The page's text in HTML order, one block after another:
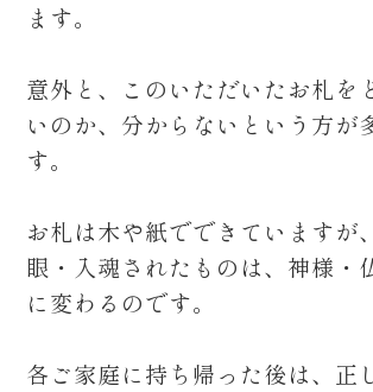
ます。
意外と、このいただいたお札を
いのか、分からないという方が
す。
お札は木や紙でできていますが
眼・入魂されたものは、神様・
に変わるのです。
各ご家庭に持ち帰った後は、正